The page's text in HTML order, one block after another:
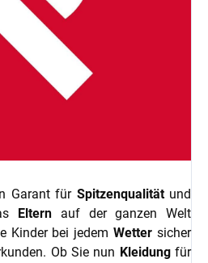
Garant für Spitzenqualitätund
Eltern auf der ganzen Welt
Kinder bei jedemWetter sicher
Ob Sie nun Kleidungfür